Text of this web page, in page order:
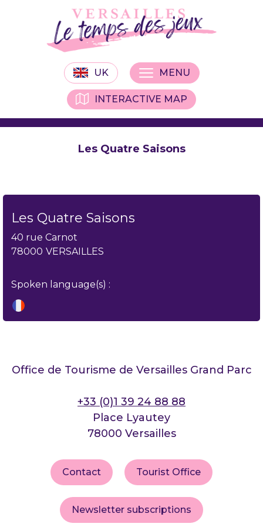
UK
INTERACTIVE MAP
MENU
Les Quatre Saisons
Les Quatre Saisons
40 rue Carnot
78000 VERSAILLES
Spoken language(s) :
Office de Tourisme de Versailles Grand Parc
+33 (0)1 39 24 88 88
Place Lyautey
78000 Versailles
Contact Tourist Office
Newsletter subscriptions